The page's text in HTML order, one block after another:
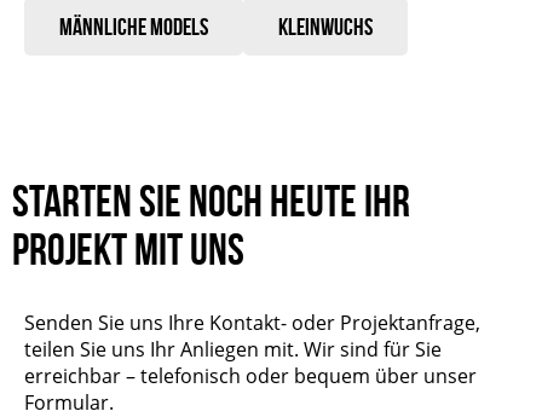
Männliche Models Kleinwuchs
Starten Sie noch heute Ihr
Projekt mit uns
Senden Sie uns Ihre Kontakt- oder Projektanfrage,
teilen Sie uns Ihr Anliegen mit. Wir sind für Sie
erreichbar – telefonisch oder bequem über unser
Formular.